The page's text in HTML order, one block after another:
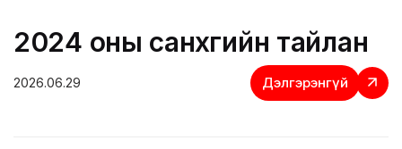
2024 оны санхүүгийн тайлан
2026.06.29 Дэлгэрэнгүй